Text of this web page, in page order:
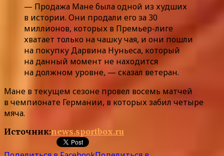
— Продажа Мане была одной из худших
в истории. Они продали его за 30
миллионов, которых в Премьер-лиге
хватает только на чашку чая, и они пошли
на покупку Дарвина Нуньеса, который
на данный момент не находится
на должном уровне, — сказал ветеран.
Мане в текущем сезоне провел восемь матчей
в чемпионате Германии, в которых забил четыре
мяча.
Источник:news.sportbox.ru